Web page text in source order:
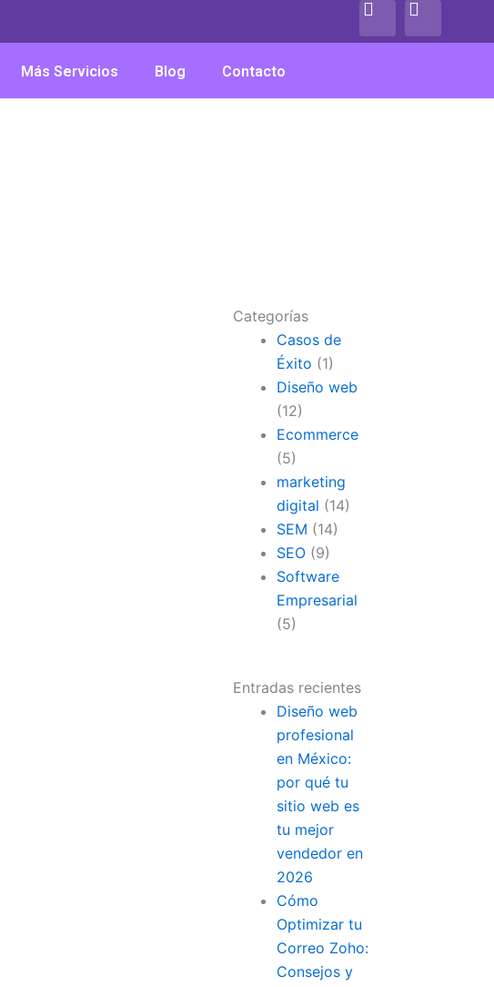
c
o
s
g
Más Servicios Blog Contacto
Categorías
Casos de
Éxito (1)
Diseño web
(12)
Ecommerce
(5)
marketing
digital (14)
SEM (14)
SEO (9)
Software
Empresarial
(5)
Entradas recientes
Diseño web
profesional
en México:
por qué tu
sitio web es
tu mejor
vendedor en
2026
Cómo
Optimizar tu
Correo Zoho:
Consejos y